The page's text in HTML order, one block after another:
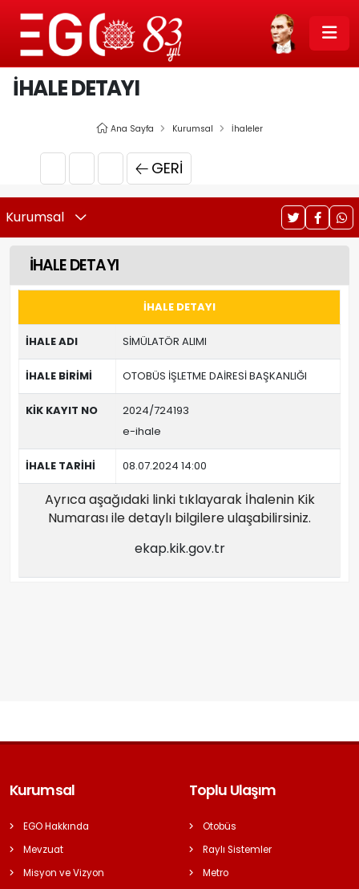
İHALE DETAYI
Ana Sayfa Kurumsal İhaleler
GERI
Kurumsal
İHALE DETAYI
İHALE DETAYI
İHALE ADI SİMÜLATÖR ALIMI
İHALE BİRİMİ OTOBÜS İŞLETME DAİRESİ BAŞKANLIĞI
KİK KAYIT NO
2024/724193
e-ihale
İHALE TARİHİ 08.07.2024 14:00
Ayrıca aşağıdaki linki tıklayarak İhalenin Kik
Numarası ile detaylı bilgilere ulaşabilirsiniz.
ekap.kik.gov.tr
Kurumsal
EGO Hakkında
Mevzuat
Misyon ve Vizyon
Toplu Ulaşım
Otobüs
Raylı Sistemler
Metro